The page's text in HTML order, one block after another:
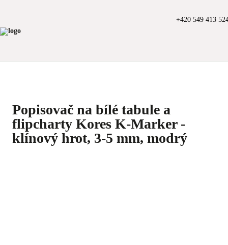
+420 549 413
Popisovač na bílé tabule a
flipcharty Kores K-Marker -
klínový hrot, 3-5 mm, modrý